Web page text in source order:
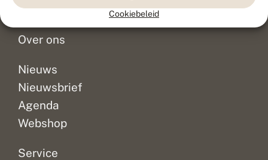
Cookiebeleid
Doneer
Over ons
Nieuws
Nieuwsbrief
Agenda
Webshop
Service